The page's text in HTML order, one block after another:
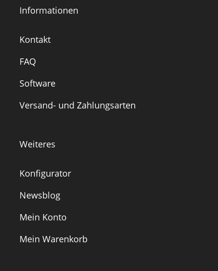
Informationen
Kontakt
FAQ
Software
Versand- und Zahlungsarten
Weiteres
Konfigurator
Newsblog
Mein Konto
Mein Warenkorb